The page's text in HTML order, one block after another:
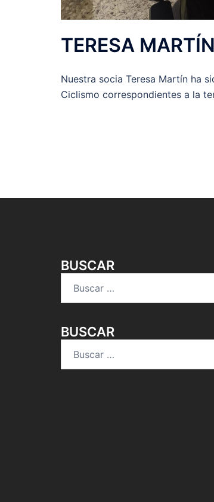
TERESA
Nuestra socia Teresa Martín ha
Ciclismo correspondientes a la
BUSCAR
BUSCAR